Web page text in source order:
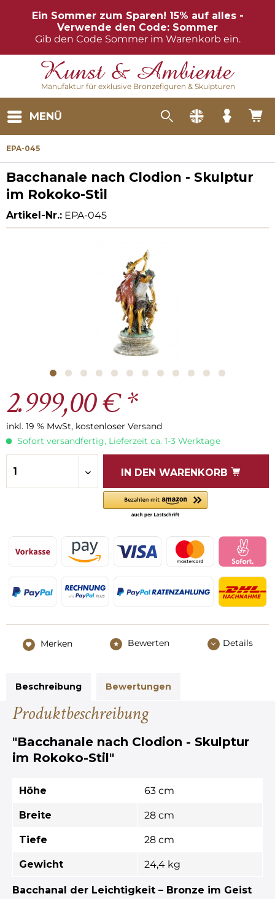
Ein Sommer zum Sparen! 15% auf alles -
Verwende den Code: Sommer
Gib den Code Sommer im Warenkorb ein.
Manufaktur für exklusive Bronzefiguren & Skulpturen
MENÜ
EPA-045
Bacchanale nach Clodion - Skulptur
im Rokoko-Stil
Artikel-Nr.: EPA-045
2.999,00 € *
inkl. 19 % MwSt, kostenloser Versand
Sofort versandfertig, Lieferzeit ca. 1-3 Werktage
IN DEN WARENKORB
Merken Bewerten Details
Beschreibung Bewertungen
Produktbeschreibung
"Bacchanale nach Clodion - Skulptur
im Rokoko-Stil"
Höhe 63 cm
Breite 28 cm
Tiefe 28 cm
Gewicht 24,4 kg
Bacchanal der Leichtigkeit – Bronze im Geist